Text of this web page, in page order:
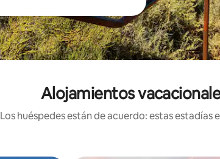
Alojamientos
Los huéspedes están de acuerdo: estas